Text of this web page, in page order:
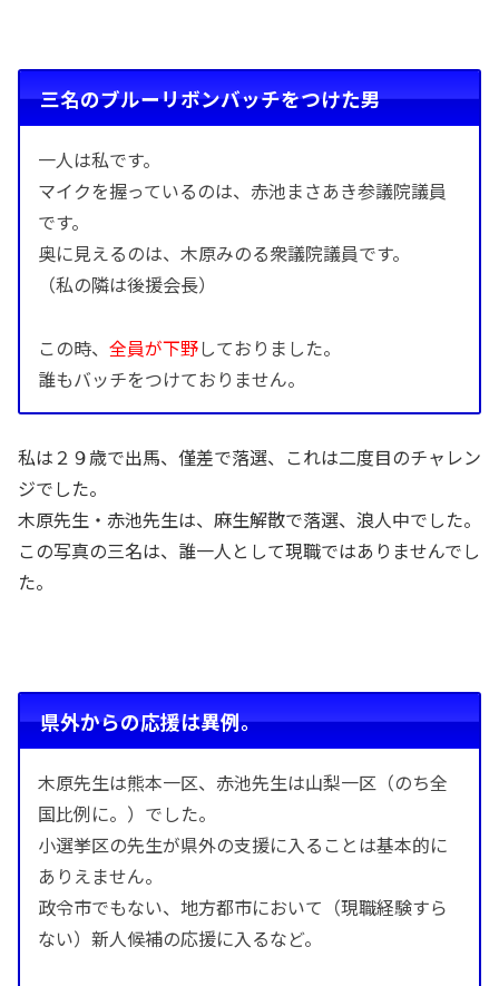
三名のブルーリボンバッチをつけた男
一人は私です。
マイクを握っているのは、赤池まさあき参議院議員
です。
奥に見えるのは、木原みのる衆議院議員です。
（私の隣は後援会長）
この時、 全員が下野しておりました。
誰もバッチをつけておりません。
私は２９歳で出馬、僅差で落選、これは二度目のチャレン
ジでした。
木原先生・赤池先生は、麻生解散で落選、浪人中でした。
この写真の三名は、誰一人として現職ではありませんでし
た。
県外からの応援は異例。
木原先生は熊本一区、赤池先生は山梨一区（のち全
国比例に。）でした。
小選挙区の先生が県外の支援に入ることは基本的に
ありえません。
政令市でもない、地方都市において（現職経験すら
ない）新人候補の応援に入るなど。